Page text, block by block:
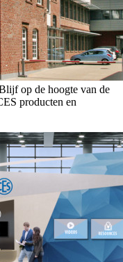
op de hoogte van de
producten en